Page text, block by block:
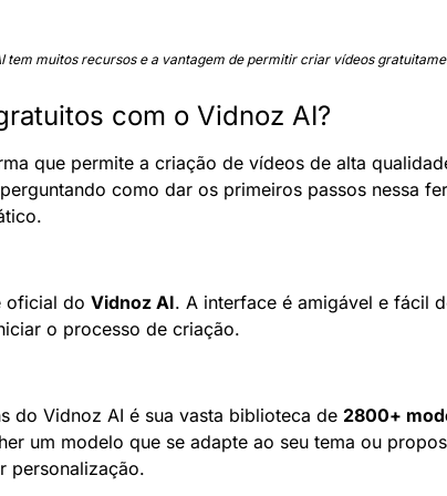
tem muitos recursos e a vantagem de permitir criar vídeos
com o Vidnoz AI?
que permite a criação de vídeos de alta
como dar os primeiros passos nessa
oficial do Vidnoz AI. A interface é amigável e fácil
o processo de criação.
do Vidnoz AI é sua vasta biblioteca de 2800+
um modelo que se adapte ao seu tema ou
personalização.